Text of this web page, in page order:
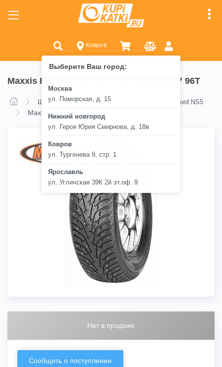
Ковров
Выберите Ваш город:
Москва
ул. Поморская, д. 15
Нижний новгород
ул. Героя Юрия Смирнова, д. 18в
Ковров
ул. Тургенева 9, стр. 1
Ярославль
ул. Угличская 39К 2й эт.оф. 9
Maxxis Premitra Ice Nord NS5 215/60 R17 96T
Шины Maxxis Maxxis Premitra Ice Nord NS5
Maxxis Premitra Ice Nord NS5 215/60 R17 96T
Нет в продаже
Сообщить о поступлении